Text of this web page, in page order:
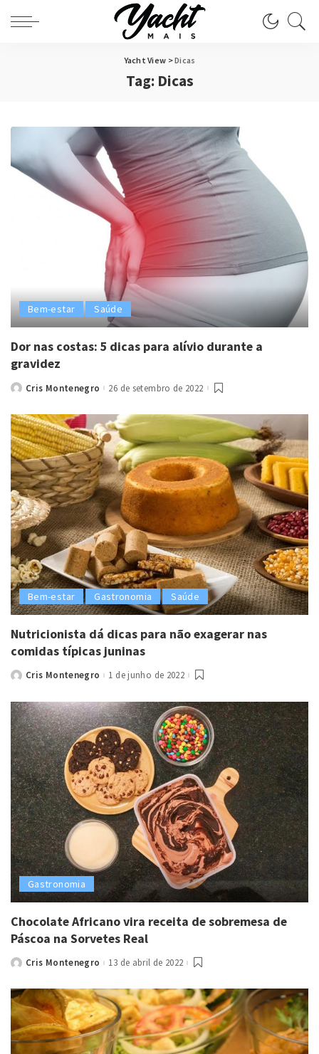
Yacht View >Dicas
Tag: Dicas
Bem-estar Saúde
Dor nas costas: 5 dicas para alívio durante a
gravidez
PostedCris Montenegro 26 de setembro de 2022
Bem-estar Gastronomia Saúde
Nutricionista dá dicas para não exagerar nas
comidas típicas juninas
PostedCris Montenegro 1 de junho de 2022
Gastronomia
Chocolate Africano vira receita de sobremesa de
Páscoa na Sorvetes Real
PostedCris Montenegro 13 de abril de 2022